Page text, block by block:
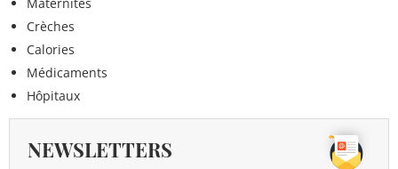
Crèches
Calories
Médicaments
Hôpitaux
NEWSLETTERS